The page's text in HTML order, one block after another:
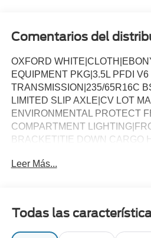
Comentarios del
OXFORD
EQUIPMENT PKG|3.5L PFDI
TRANSMISSION|235/65R16C
LIMITED SLIP AXLE|CV LOT
ENVIRONMENTAL PROTECT
COMPARTMENT
BRACKET|TIE DOWN CARGO
STATE EMISSIONS|SPARE
MIRROR|LOAD AREA
FLOOR COVERING|FUEL
Leer Más...
Todas las